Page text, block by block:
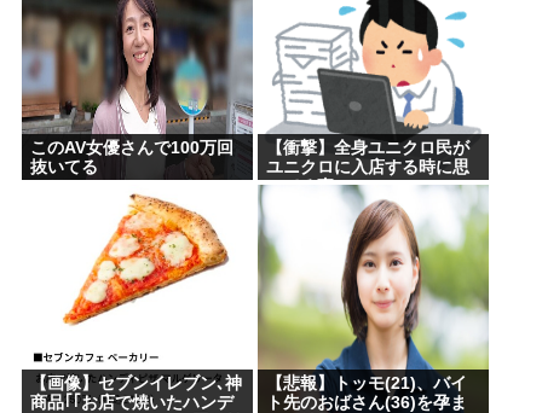
このAV女優さんで100万回
抜いてる
【衝撃】全身ユニクロ民が
ユニクロに入店する時に思
ってる事・・・・・
【画像】セブンイレブン､神
商品｢｢お店で焼いたハンデ
【悲報】トッモ(21)、バイ
ト先のおばさん(36)を孕ま